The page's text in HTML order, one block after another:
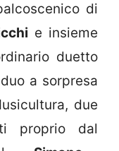
di
e insieme
duetto
a sorpresa
due
proprio dal